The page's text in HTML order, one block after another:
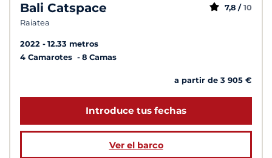
Bali Catspace
Raiatea
7,8 / 10
2022
12.33 metros
4 Camarotes
8 Camas
a partir de 3 905 €
Introduce tus fechas
Ver el barco